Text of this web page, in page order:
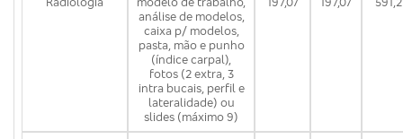
análise de modelos,
caixa p/ modelos,
pasta, mão e punho
(índice carpal),
fotos (2 extra, 3
intra bucais, perfil e
lateralidade) ou
slides (máximo 9)